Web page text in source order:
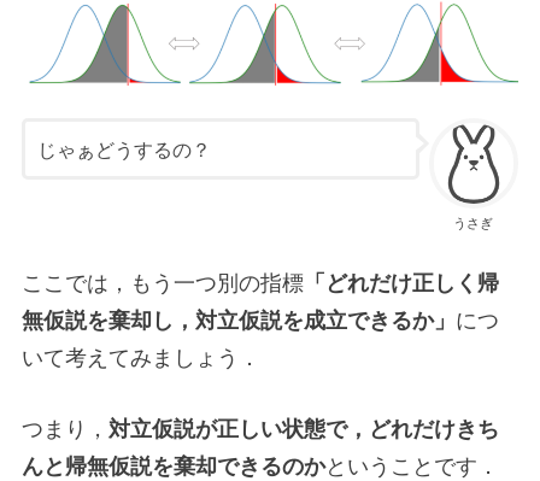
うさぎ
じゃぁどうするの？
ここでは，もう一つ別の指標 「どれだけ正しく帰
無仮説を棄却し，対立仮説を成立できるか」 につ
いて考えてみましょう．
つまり， 対立仮説が正しい状態で，どれだけきち
んと帰無仮説を棄却できるのかということです．